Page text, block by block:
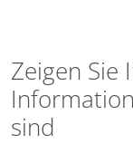
Zeigen Sie
sind